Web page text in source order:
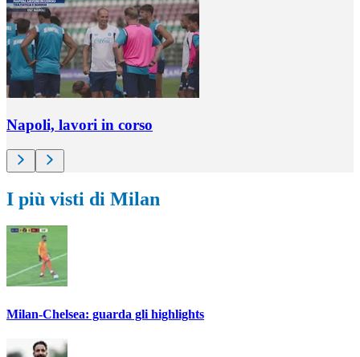
Napoli, lavori in corso
I più visti di Milan
Milan-Chelsea: guarda gli highlights